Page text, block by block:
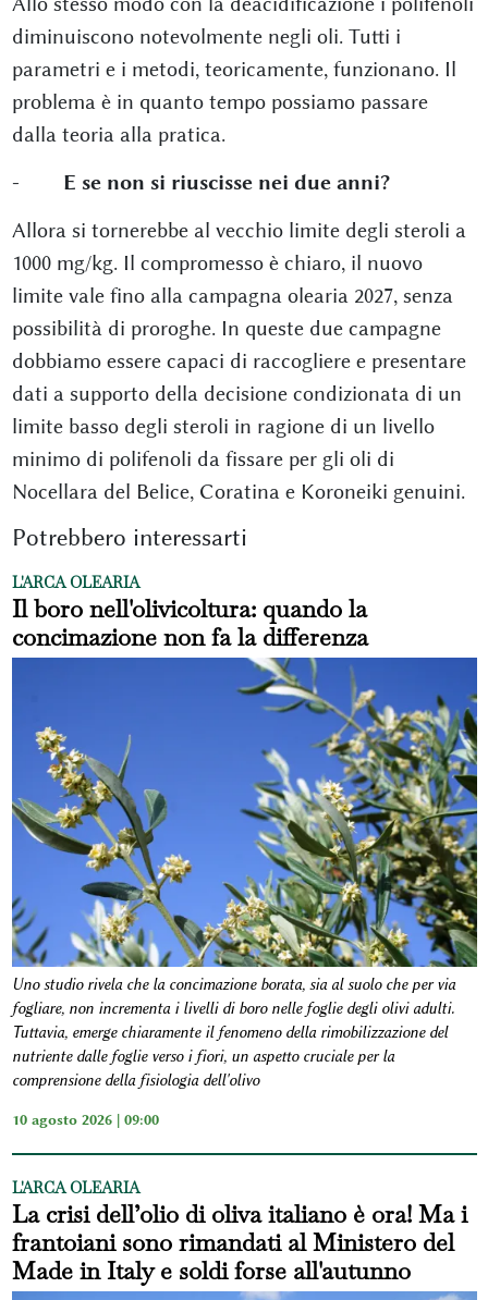
diminuiscono notevolmente negli oli. Tutti i
parametri e i metodi, teoricamente, funzionano. Il
problema è in quanto tempo possiamo passare
dalla teoria alla pratica.
- E se non si riuscisse nei due anni?
Allora si tornerebbe al vecchio limite degli steroli a
1000 mg/kg. Il compromesso è chiaro, il nuovo
limite vale fino alla campagna olearia 2027, senza
possibilità di proroghe. In queste due campagne
dobbiamo essere capaci di raccogliere e presentare
dati a supporto della decisione condizionata di un
limite basso degli steroli in ragione di un livello
minimo di polifenoli da fissare per gli oli di
Nocellara del Belice, Coratina e Koroneiki genuini.
Potrebbero interessarti
L'ARCA OLEARIA
Il boro nell'olivicoltura: quando la
concimazione non fa la differenza
Uno studio rivela che la concimazione borata, sia al suolo che per via
fogliare, non incrementa i livelli di boro nelle foglie degli olivi adulti.
Tuttavia, emerge chiaramente il fenomeno della rimobilizzazione del
nutriente dalle foglie verso i fiori, un aspetto cruciale per la
comprensione della fisiologia dell'olivo
10 agosto 2026 | 09:00
L'ARCA OLEARIA
La crisi dell’olio di oliva italiano è ora! Ma i
frantoiani sono rimandati al Ministero del
Made in Italy e soldi forse all'autunno